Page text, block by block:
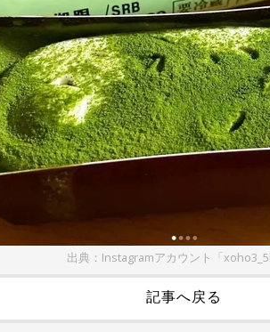
出典：Instagramアカウント「
記事へ戻る